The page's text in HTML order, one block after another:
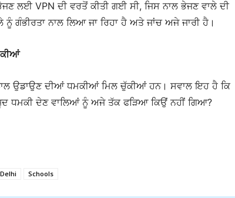
ਲਈ VPN ਦੀ ਵਰਤੋਂ ਕੀਤੀ ਗਈ ਸੀ, ਜਿਸ ਨਾਲ ਭੇਜਣ ਵਾਲੇ ਦੀ
ਗੰਭੀਰਤਾ ਨਾਲ ਲਿਆ ਜਾ ਰਿਹਾ ਹੈ ਅਤੇ ਜਾਂਚ ਅਜੇ ਜਾਰੀ ਹੈ।
ਉਡਾਉਣ ਦੀਆਂ ਧਮਕੀਆਂ ਮਿਲ ਚੁੱਕੀਆਂ ਹਨ। ਸਵਾਲ ਇਹ ਹੈ ਕਿ
ਧਮਕੀ ਦੇਣ ਵਾਲਿਆਂ ਨੂੰ ਅਜੇ ਤੱਕ ਫੜਿਆ ਕਿਉਂ ਨਹੀਂ ਗਿਆ?
Schools